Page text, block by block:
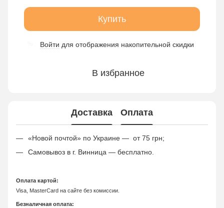
Купить
Войти для отображения накопительной скидки
В избранное
Доставка Оплата
«Новой почтой» по Украине — от 75 грн;
Самовывоз в г. Винница — бесплатно.
Оплата картой:
Visa, MasterCard на сайте без комиссии.
Безналичная оплата: